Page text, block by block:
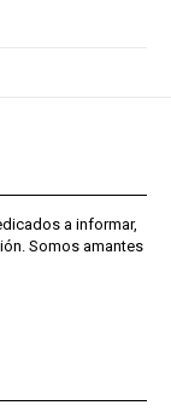
a informar,
Somos amantes